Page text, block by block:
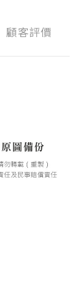
顧客評價